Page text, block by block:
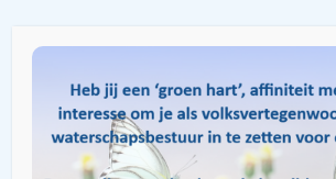
REACTIE
Nieuwste
Gast